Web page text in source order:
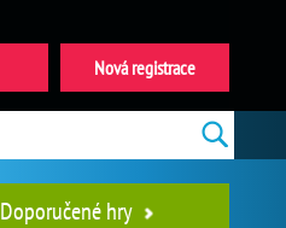
Doporučené hry
Nová registrace